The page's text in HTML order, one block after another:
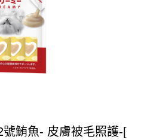
鮪魚- 皮膚被毛照護-[